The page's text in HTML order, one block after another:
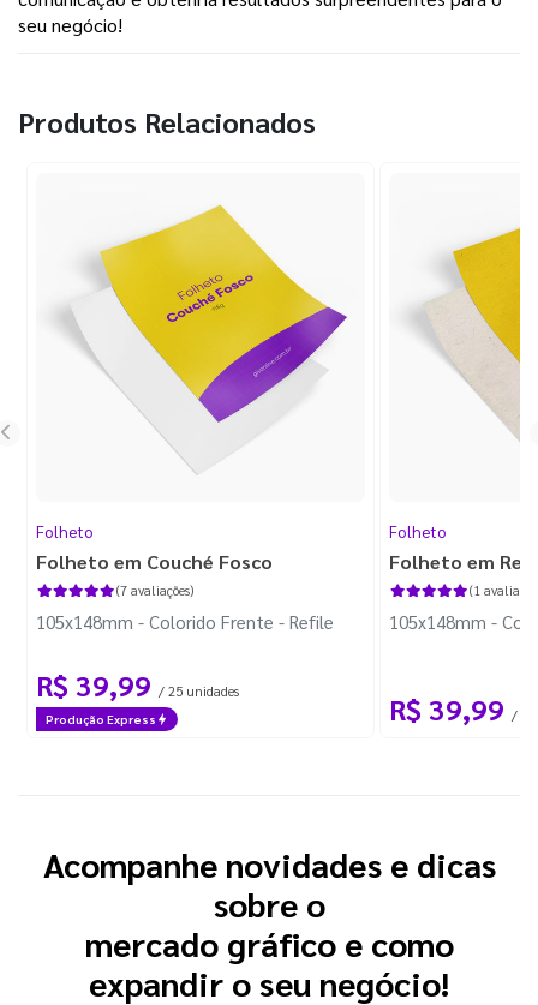
seu negócio!
Produtos Relacionados
Folheto
Folheto em Couché Fosco
(7 avaliações)
105x148mm - Colorido Frente - Refile
R$ 39,99 / 25 unidades
Produção Express
Folheto
Folheto em
(1
105x148mm -
R$ 39,99 / 25
Acompanhe novidades e dicas
sobre o
mercado gráfico e como
expandir o seu negócio!